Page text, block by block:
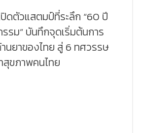
ดตัวแสตมป์ที่ระลึก “60 ปี
รม” บันทึกจุดเริ่มต้นการ
นยาของไทย สู่ 6 ทศวรรษ
ขภาพคนไทย